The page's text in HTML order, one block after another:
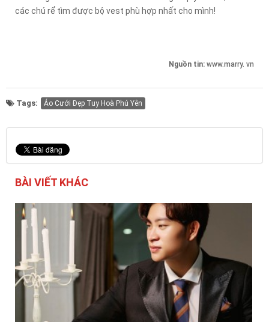
các chú rể tìm được bộ vest phù hợp nhất cho mình!
Nguồn tin: www.marry. vn
Tags: Áo Cưới Đẹp Tuy Hoà Phú Yên
BÀI VIẾT KHÁC